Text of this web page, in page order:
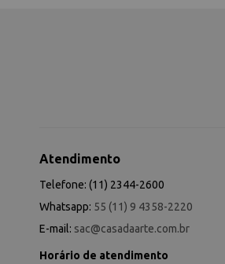
Atendimento
Telefone: (11) 2344-2600
Whatsapp: 55 (11) 9 4358-2220
E-mail: sac@casadaarte.com.br
Horário de atendimento